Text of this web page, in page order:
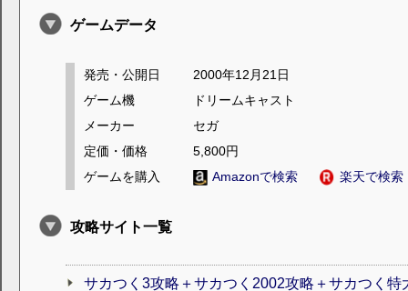
ゲームデータ
発売・公開日
2000年12月21日
ゲーム機
ドリームキャスト
メーカー
セガ
定価・価格
5,800円
ゲームを購入
Amazonで検索 楽天で検索
攻略サイト一覧
サカつく3攻略＋サカつく2002攻略＋サカつく特